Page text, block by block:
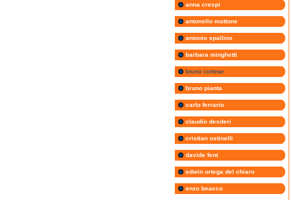
anna crespi
antonello mattone
antonio spallino
barbara minghetti
bruno cortese
bruno pianta
carlo ferrario
claudio desderi
cristian ostinelli
davide fent
edwin ortega del chiaro
enzo beacco